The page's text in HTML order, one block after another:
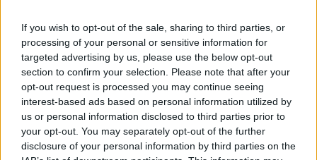
If you wish to opt-out of the sale, sharing to third parties, or
processing of your personal or sensitive information for
targeted advertising by us, please use the below opt-out
section to confirm your selection. Please note that after your
opt-out request is processed you may continue seeing
interest-based ads based on personal information utilized by
us or personal information disclosed to third parties prior to
your opt-out. You may separately opt-out of the further
disclosure of your personal information by third parties on the
dirlo. Ma è un lavoro che parte da prima del
ritiro, settimana per settimana, ed è per questo
che funziona».
Come si sente da unico italiano in finale di
Champions?
«Sono molto contento di questa occasione e